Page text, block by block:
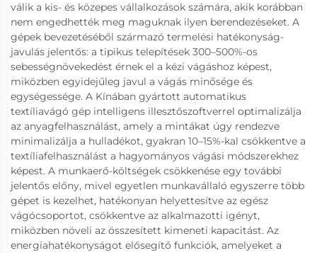
válik a kis- és közepes vállalkozások számára, akik korábban
nem engedhették meg maguknak ilyen berendezéseket. A
gépek bevezetéséből származó termelési hatékonyság-
javulás jelentős: a tipikus telepítések 300–500%-os
sebességnövekedést érnek el a kézi vágáshoz képest,
miközben egyidejűleg javul a vágás minősége és
egységessége. A Kínában gyártott automatikus
textíliavágó gép intelligens illesztőszoftverrel optimalizálja
az anyagfelhasználást, amely a mintákat úgy rendezve
minimalizálja a hulladékot, gyakran 10–15%-kal csökkentve a
textíliafelhasználást a hagyományos vágási módszerekhez
képest. A munkaerő-költségek csökkenése egy további
jelentős előny, mivel egyetlen munkavállaló egyszerre több
gépet is kezelhet, hatékonyan helyettesítve az egész
vágócsoportot, csökkentve az alkalmazotti igényt,
miközben növeli az összesített kimeneti kapacitást. Az
energiahatékonyságot elősegítő funkciók, amelyeket a